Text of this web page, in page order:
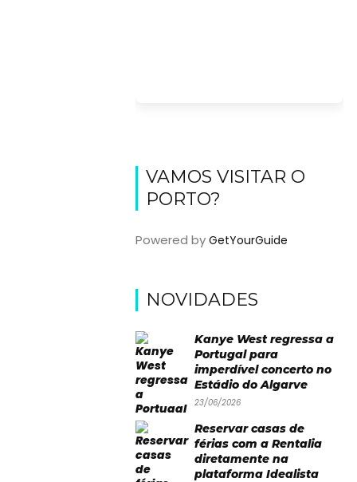
VAMOS VISITAR O
PORTO?
Powered by GetYourGuide
NOVIDADES
Kanye West regressa a
Portugal para
imperdível concerto no
Estádio do Algarve
23/06/2026
Reservar casas de
férias com a Rentalia
diretamente na
plataforma Idealista